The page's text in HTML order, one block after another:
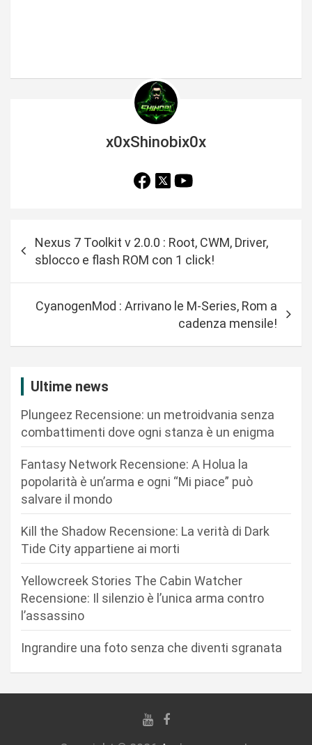
x0xShinobix0x
a
Nexus 7 Toolkit v 2.0.0 : Root, CWM, Driver,
sblocco e flash ROM con 1 click!
CyanogenMod : Arrivano le M-Series, Rom a
cadenza mensile!
Ultime news
Plungeez Recensione: un metroidvania senza
combattimenti dove ogni stanza è un enigma
Fantasy Network Recensione: A Holua la
popolarità è un’arma e ogni “Mi piace” può
salvare il mondo
Kill the Shadow Recensione: La verità di Dark
Tide City appartiene ai morti
Yellowcreek Stories The Cabin Watcher
Recensione: Il silenzio è l’unica arma contro
l’assassino
Ingrandire una foto senza che diventi sgranata